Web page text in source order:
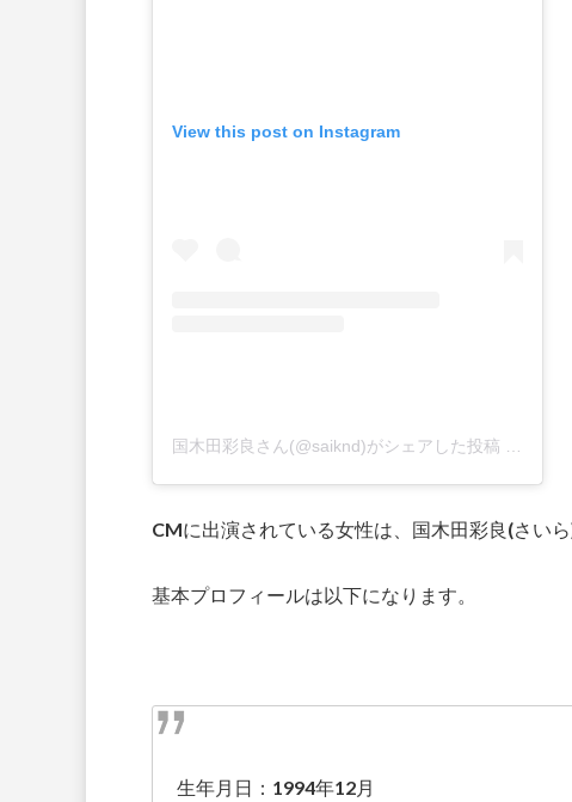
View this post on Instagram
国木田彩良さん(@saiknd)がシェアした投稿
CMに出演されている女性は、国木田彩良(さい
基本プロフィールは以下になります。
生年月日：1994年12月